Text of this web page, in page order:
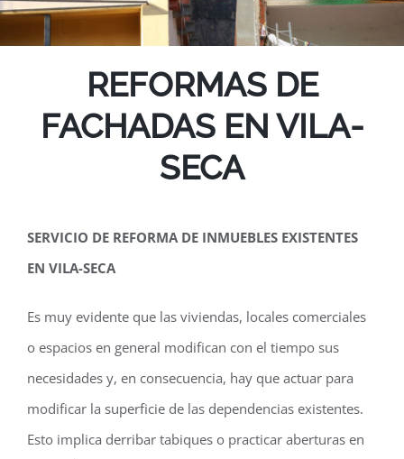
REFORMAS DE
FACHADAS EN VILA-
SECA
SERVICIO DE REFORMA DE INMUEBLES EXISTENTES
EN VILA-SECA
Es muy evidente que las viviendas, locales comerciales
o espacios en general modifican con el tiempo sus
necesidades y, en consecuencia, hay que actuar para
modificar la superficie de las dependencias existentes.
Esto implica derribar tabiques o practicar aberturas en